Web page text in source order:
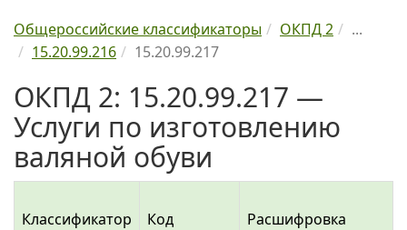
Общероссийские классификаторы ОКПД 2
...
15.20.99.216
15.20.99.217
ОКПД 2: 15.20.99.217 —
Услуги по изготовлению
валяной обуви
Классификатор Код
Расшифровка